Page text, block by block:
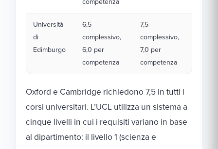
competenza
Università
di
Edimburgo
6,5
complessivo,
6,0 per
competenza
7,5
complessivo,
7,0 per
competenza
Oxford e Cambridge richiedono 7,5 in tutti i
corsi universitari. L’UCL utilizza un sistema a
cinque livelli in cui i requisiti variano in base
al dipartimento: il livello 1 (scienza e